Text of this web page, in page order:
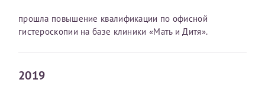
прошла повышение квалификации по офисной
гистероскопии на базе клиники «Мать и Дитя».
2019
Телефон*